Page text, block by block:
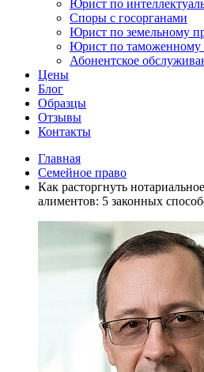
Юрист по
Споры с госорганами
Юрист по земельному
Юрист по таможенному
Абонентское
Цены
Блог
Образцы
Отзывы
Контакты
Главная
Семейное право
Как расторгнуть
алиментов: 5 законных